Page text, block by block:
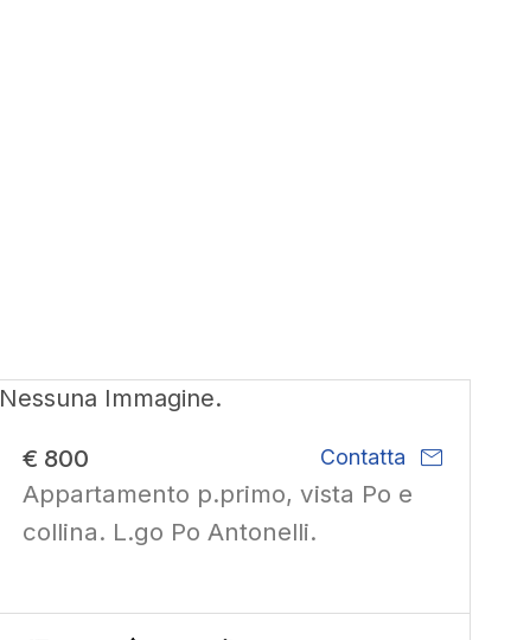
Nessuna Immagine.
€ 800 Contatta mail
Appartamento p.primo, vista Po e
collina. L.go Po Antonelli.